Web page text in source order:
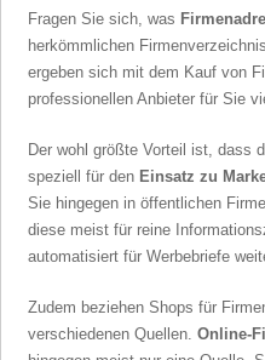
Fragen Sie sich, was
herkömmlichen
ergeben sich mit dem Kauf von
professionellen Anbieter für Sie
Der wohl größte Vorteil ist, dass
speziell für den Einsatz zu
Sie hingegen in öffentlichen
diese meist für reine
automatisiert für Werbebriefe
Zudem beziehen Shops für
verschiedenen Quellen. Online-